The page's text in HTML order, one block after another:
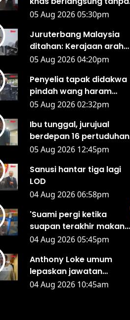
waktu rehat, 40 ahli
Fahmi
05 Aug 2026 05:30pm
Juruterbang Malaysia
ditahan: Kerajaan arah
tutup segera
lapangan terbang
05 Aug 2026 04:20pm
Penyelia tapak didakwa
pindah wang haram
hampir RM1.9 juta
05 Aug 2026 02:32pm
Ibu tunggal, jurujual
berdepan 16 pertuduhan
kemuka tuntutan palsu
05 Aug 2026 12:45pm
Sanusi hantar tiga lagi
LOD
04 Aug 2026 06:58pm
'Suami pergi ketika
suapan terakhir makan
malam' - Isteri
04 Aug 2026 05:45pm
Anthony Loke umum
lepaskan jawatan
Pengerusi DAP Negeri
04 Aug 2026 10:45am